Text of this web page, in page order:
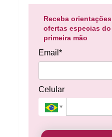
Receba
ofertas especias
primeira mão
Email*
Celular